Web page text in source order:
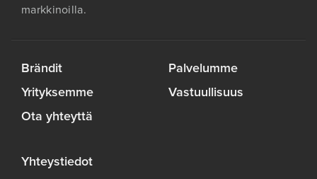
markkinoilla.
Brändit
Palvelumme
Yrityksemme
Vastuullisuus
Ota yhteyttä
Yhteystiedot